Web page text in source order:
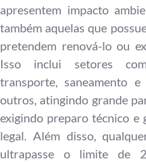
apresentem impacto
também aquelas que
pretendem renová-lo ou
Isso inclui setores
transporte, saneamento
outros, atingindo grande
exigindo preparo técnico e
legal. Além disso,
ultrapasse o limite de